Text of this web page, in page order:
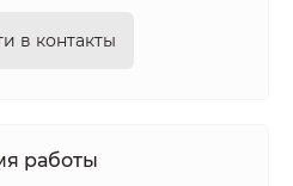
в контакты
работы